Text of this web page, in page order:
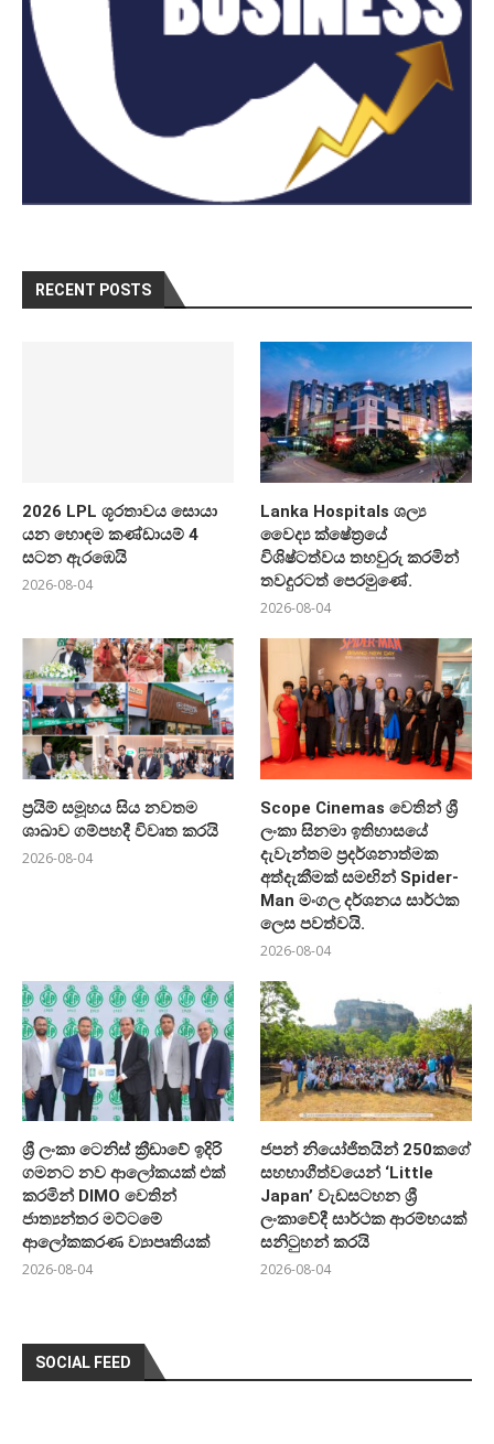
RECENT POSTS
2026 LPL ශූරතාවය සොයා
යන හොඳම කණ්ඩායම් 4
සටන ඇරඹෙයි
2026-08-04
Lanka Hospitals ශල්‍ය
වෛද්‍ය ක්ෂේත්‍රයේ
විශිෂ්ටත්වය තහවුරු කරමින්
තවදුරටත් පෙරමුණේ.
2026-08-04
ප්‍රයිම් සමූහය සිය නවතම
ශාඛාව ගම්පහදී විවෘත කරයි
2026-08-04
Scope Cinemas වෙතින් ශ්‍රී
ලංකා සිනමා ඉතිහාසයේ
දැවැන්තම ප්‍රදර්ශනාත්මක
අත්දැකීමක් සමඟින් Spider-
Man මංගල දර්ශනය සාර්ථක
ලෙස පවත්වයි.
2026-08-04
ශ්‍රී ලංකා ටෙනිස් ක්‍රීඩාවේ ඉදිරි
ගමනට නව ආලෝකයක් එක්
කරමින් DIMO වෙතින්
ජාත්‍යන්තර මට්ටමේ
ආලෝකකරණ ව්‍යාපෘතියක්
2026-08-04
ජපන් නියෝජිතයින් 250කගේ
සහභාගීත්වයෙන් ‘Little
Japan’ වැඩසටහන ශ්‍රී
ලංකාවේදී සාර්ථක ආරම්භයක්
සනිටුහන් කරයි
2026-08-04
SOCIAL FEED